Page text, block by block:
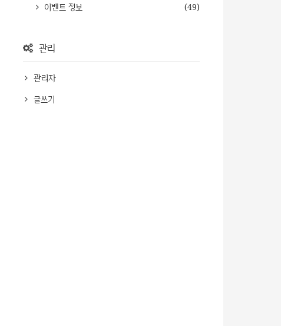
이벤트 정보
(49)
관리
관리자
글쓰기